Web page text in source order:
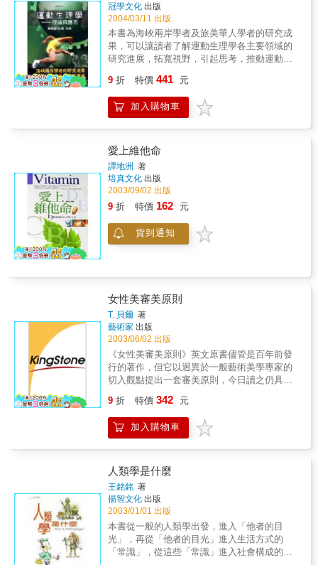
冠學文化 出版
2004/03/11 出版
本書為海峽兩岸學者及旅美華人學者的研究成
果，可以讓讀者了解運動生理學各主要領域的
研究進展，拓寬視野，引起思考，推動運動生
肉疲勞的生理機制、運動與骨代謝研究、運動
與體液平衡、運動心臟研究的現狀與發展、運
動與氧自由基和抗氧化系統、運動心臟研究及
運動能力的影響、大腦的高級功能、運動技能
形成、運動與糖尿病、運動與細胞凋亡、運動
與興奮劑等。本書既是一本很好的運動生理學
教材，也是一部實用的教師參考書。
9 折 特價 441 元
加入購物車
愛上維他命
譚地洲 著
培真文化 出版
2003/09/02 出版
9 折 特價 162 元
貨到通知
女性美審美原則
T. 貝爾 著
藝術家 出版
2003/06/02 出版
《女性美審美原則》英文原書儘管是百年前發
行的著作，但它以迥異於一般藝術美學專家的
切入觀點提出一套審美原則，今日讀之仍具有
作首次在台出版，必然在藝術美學界泛起一陣
漣漪。這一次，不僅要跳脫畫框，還要跳脫您
的思考尺規！
9 折 特價 342 元
加入購物車
人類學是什麼
王銘銘 著
揚智文化 出版
2003/01/01 出版
本書從一般的人類學出發，進入「他者的目
光」，再從「他者的目光」進入生活方式的
「常識」，從這些「常識」進入社會構成的原